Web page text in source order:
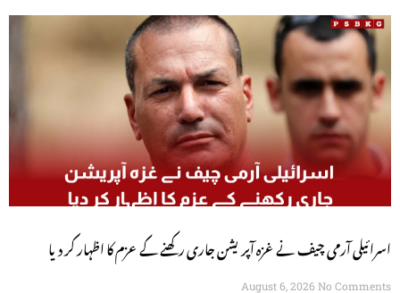
اسرائیلی آرمی چیف نے غزہ آپریشن جاری رکھنے کے عزم کا اظہار کر دیا
August 6, 2026 No Comments